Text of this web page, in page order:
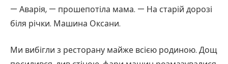
— Аварія, — прошепотіла мама. — На старій дорозі
біля річки. Машина Оксани.
Ми вибігли з ресторану майже всією родиною. Дощ